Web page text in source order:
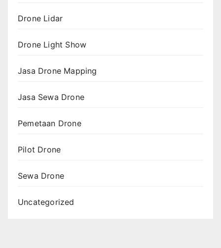
Drone Lidar
Drone Light Show
Jasa Drone Mapping
Jasa Sewa Drone
Pemetaan Drone
Pilot Drone
Sewa Drone
Uncategorized